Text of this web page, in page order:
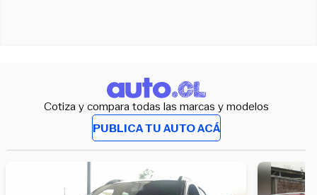
Cotiza y compara todas las marcas y modelos
PUBLICA TU AUTO ACÁ